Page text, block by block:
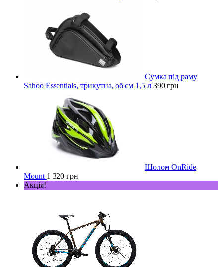
Сумка під раму
Sahoo Essentials, трикутна, об'єм 1,5 л 390 грн
Шолом OnRide
Mount 1 320 грн
Акція!